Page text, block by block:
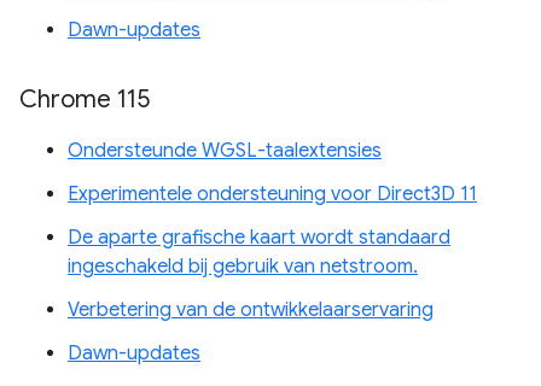
Dawn-updates
Chrome 115
Ondersteunde WGSL-taalextensies
Experimentele ondersteuning voor Direct3D 11
De aparte grafische kaart wordt standaard
ingeschakeld bij gebruik van netstroom.
Verbetering van de ontwikkelaarservaring
Dawn-updates